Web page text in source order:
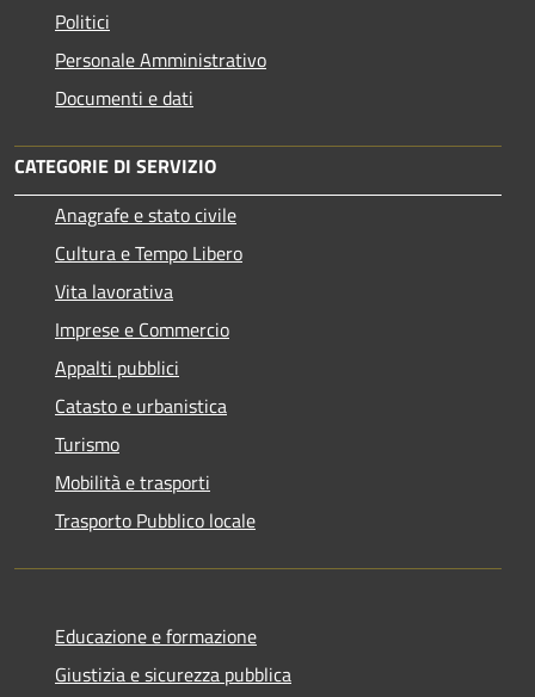
Politici
Personale Amministrativo
Documenti e dati
CATEGORIE DI SERVIZIO
Anagrafe e stato civile
Cultura e Tempo Libero
Vita lavorativa
Imprese e Commercio
Appalti pubblici
Catasto e urbanistica
Turismo
Mobilità e trasporti
Trasporto Pubblico locale
Educazione e formazione
Giustizia e sicurezza pubblica